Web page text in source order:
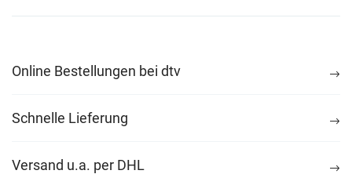
Online Bestellungen bei dtv
Schnelle Lieferung
Versand u.a. per DHL